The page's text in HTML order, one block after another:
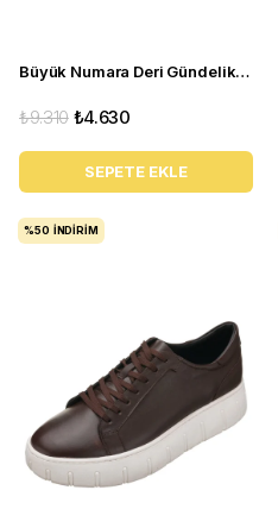
Büyük Numara Deri Gündelik Spor Ayakkabı - CK141 Beyaz
₺4.630
₺9.310
SEPETE EKLE
%50 İNDIRIM